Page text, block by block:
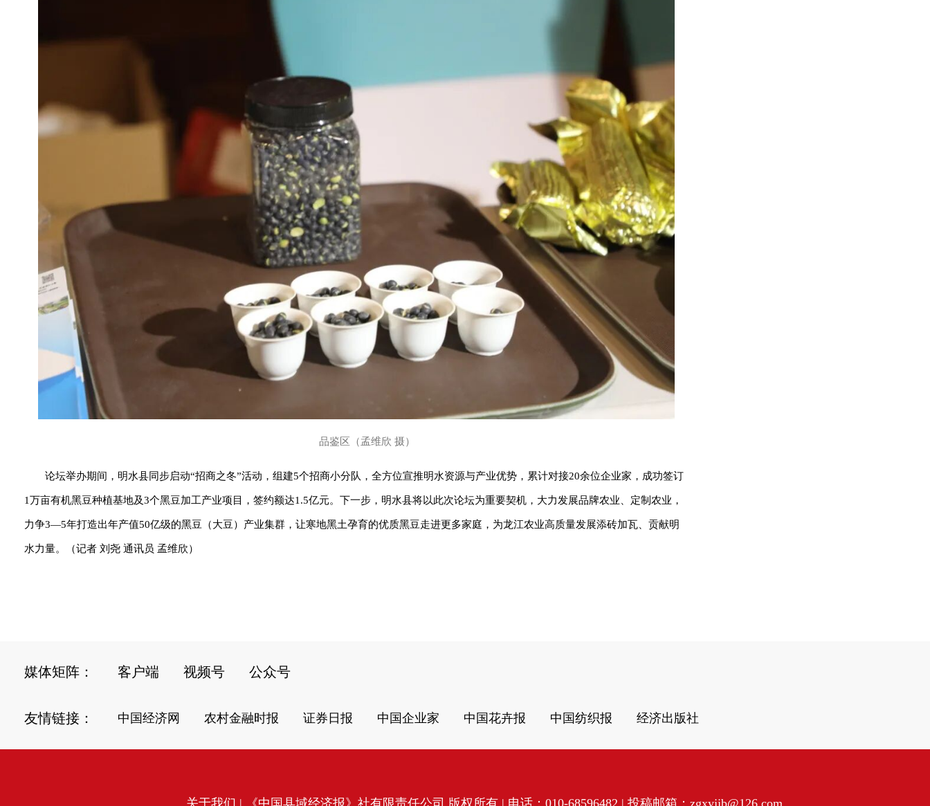
品鉴区（孟维欣 摄）
论坛举办期间，明水县同步启动“招商之冬”活动，组建5个招商小分队，全方位宣推明水资源与产业优势，累计对接20余位企业家，成功签订
1万亩有机黑豆种植基地及3个黑豆加工产业项目，签约额达1.5亿元。下一步，明水县将以此次论坛为重要契机，大力发展品牌农业、定制农业，
力争3—5年打造出年产值50亿级的黑豆（大豆）产业集群，让寒地黑土孕育的优质黑豆走进更多家庭，为龙江农业高质量发展添砖加瓦、贡献明
水力量。（记者 刘尧 通讯员 孟维欣）
媒体矩阵： 客户端 视频号 公众号
友情链接： 中国经济网 农村金融时报 证券日报 中国企业家 中国花卉报 中国纺织报 经济出版社
关于我们 | 《中国县域经济报》社有限责任公司 版权所有 | 电话：010-68596482 | 投稿邮箱：zgxyjjb@126.com